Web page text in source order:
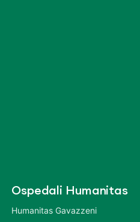
Ospedali Humanitas
Humanitas Gavazzeni